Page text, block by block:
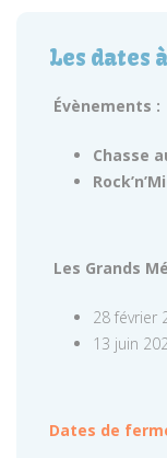
Les dates
Évènements :
Chasse
Les Grands
28 février
13 juin
Dates de